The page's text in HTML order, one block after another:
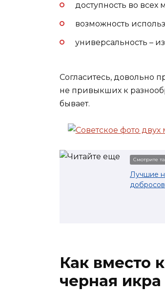
доступность во всех
возможность
универсальность –
Согласитесь, довольно
не привыкших к
бывает.
Смотрите
Лучшие
Как вместо
черная икра